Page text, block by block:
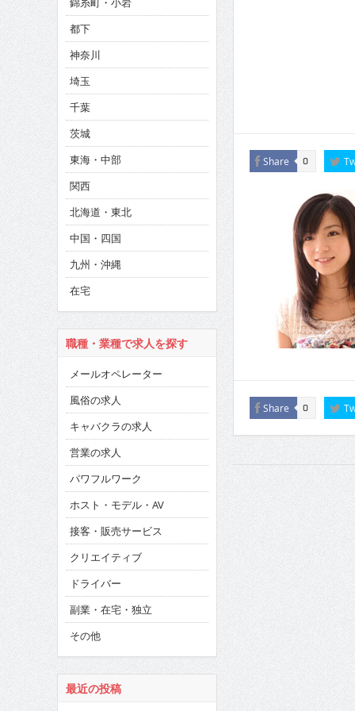
CINEMA×STYLE 286号
CINEMA×STYLE 285号
CINEMA×STYLE 294号
Share 0
Share 0
都下
神奈川
埼玉
千葉
茨城
東海・中部
関西
北海道・東北
中国・四国
九州・沖縄
在宅
職種・業種で求人を探す
メールオペレーター
風俗の求人
キャバクラの求人
営業の求人
パワフルワーク
ホスト・モデル・AV
接客・販売サービス
クリエイティブ
ドライバー
副業・在宅・独立
その他
最近の投稿